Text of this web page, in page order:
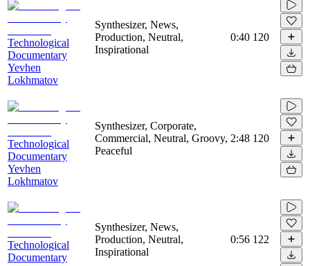
Technological
Documentary
Yevhen
Lokhmatov
Synthesizer, News,
Production, Neutral,
Inspirational
0:40 120
Technological
Documentary
Yevhen
Lokhmatov
Synthesizer, Corporate,
Commercial, Neutral, Groovy,
Peaceful
2:48 120
Technological
Documentary
Synthesizer, News,
Production, Neutral,
Inspirational
0:56 122